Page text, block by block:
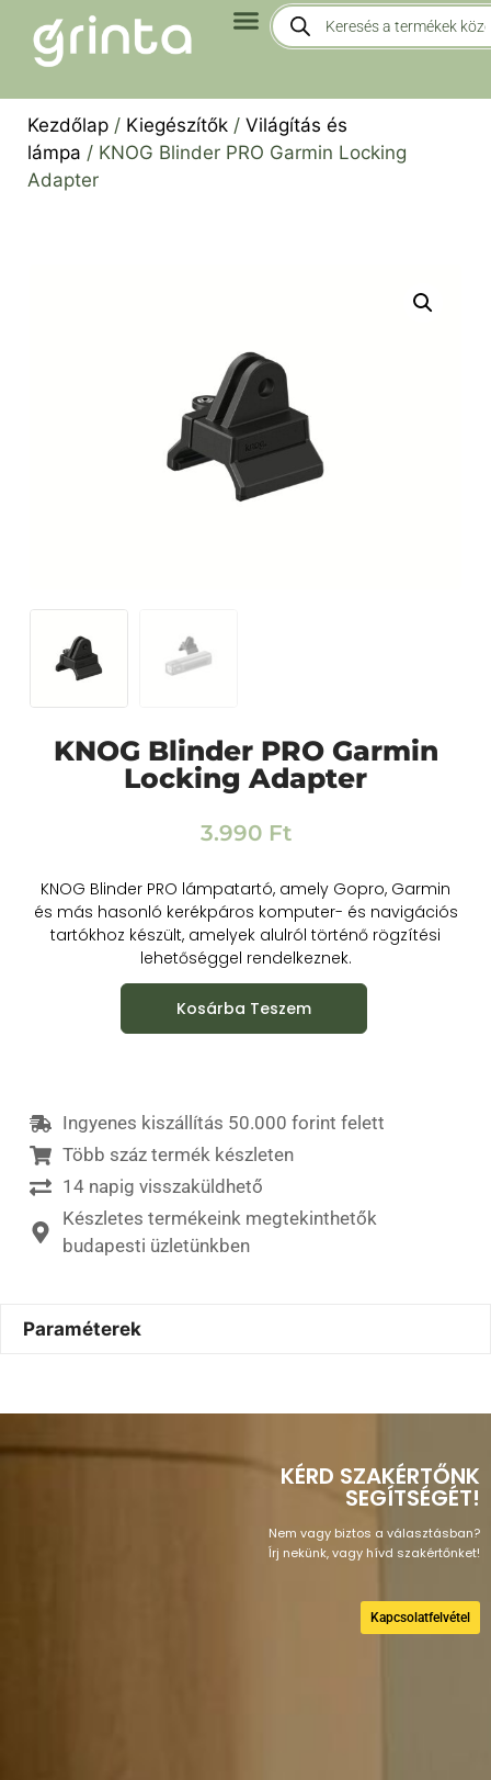
Kezdőlap / Kiegészítők / Világítás és
lámpa / KNOG Blinder PRO Garmin Locking
Adapter
KNOG Blinder PRO Garmin
Locking Adapter
3.990 Ft
KNOG Blinder PRO lámpatartó, amely Gopro, Garmin
és más hasonló kerékpáros komputer- és navigációs
tartókhoz készült, amelyek alulról történő rögzítési
lehetőséggel rendelkeznek.
Kosárba Teszem
Ingyenes kiszállítás 50.000 forint felett
Több száz termék készleten
14 napig visszaküldhető
Készletes termékeink megtekinthetők
budapesti üzletünkben
Paraméterek
KÉRD SZAKÉRTŐNK
SEGÍTSÉGÉT!
Nem vagy biztos a választásban?
Írj nekünk, vagy hívd szakértőnket!
Kapcsolatfelvétel